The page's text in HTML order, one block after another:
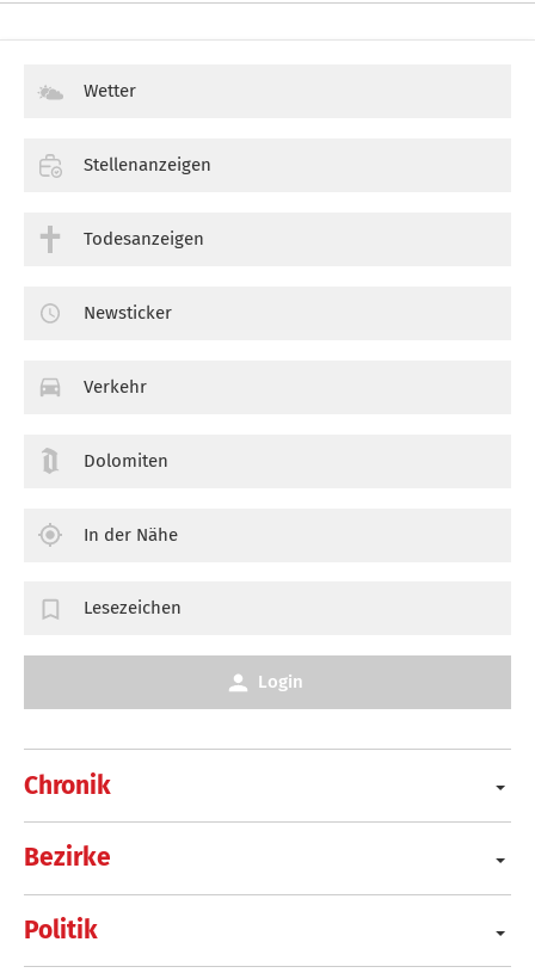
Chronik
Bezirke
Politik
Wetter
Stellenanzeigen
Todesanzeigen
Newsticker
Verkehr
Dolomiten
In der Nähe
Lesezeichen
Login